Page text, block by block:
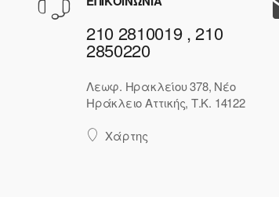
210 2810019 , 210
2850220
Λεωφ. Ηρακλείου 378, Νέο
Ηράκλειο Αττικής, Τ.Κ. 14122
Χάρτης